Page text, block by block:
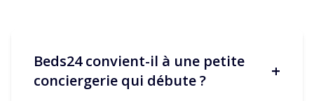
Beds24 convient-il à une petite
conciergerie qui débute ?
+